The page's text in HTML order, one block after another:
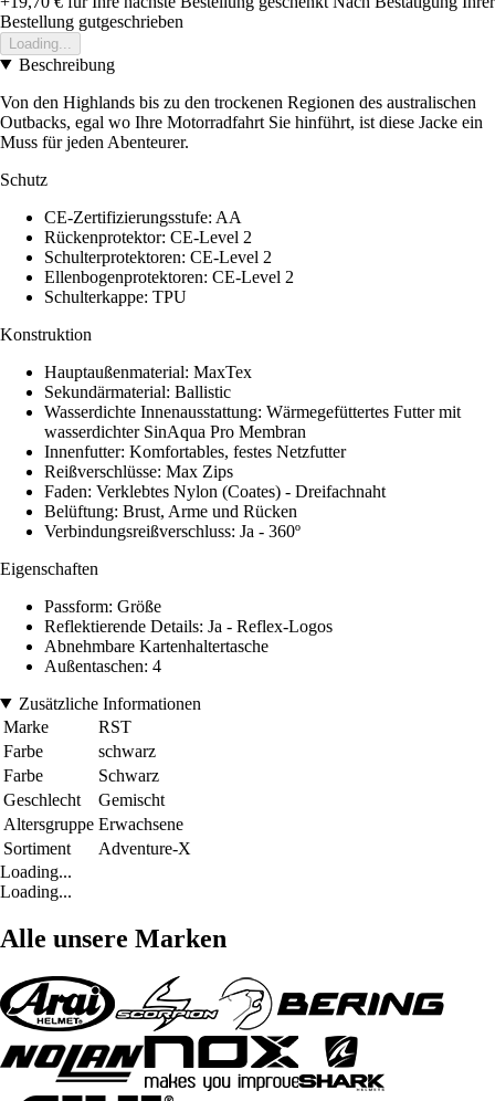
Bestellung gutgeschrieben
Loading...
Beschreibung
Von den Highlands bis zu den trockenen Regionen des australischen
Outbacks, egal wo Ihre Motorradfahrt Sie hinführt, ist diese Jacke ein
Muss für jeden Abenteurer.
Schutz
CE-Zertifizierungsstufe: AA
Rückenprotektor: CE-Level 2
Schulterprotektoren: CE-Level 2
Ellenbogenprotektoren: CE-Level 2
Schulterkappe: TPU
Konstruktion
Hauptaußenmaterial: MaxTex
Sekundärmaterial: Ballistic
Wasserdichte Innenausstattung: Wärmegefüttertes Futter mit
wasserdichter SinAqua Pro Membran
Innenfutter: Komfortables, festes Netzfutter
Reißverschlüsse: Max Zips
Faden: Verklebtes Nylon (Coates) - Dreifachnaht
Belüftung: Brust, Arme und Rücken
Verbindungsreißverschluss: Ja - 360º
Eigenschaften
Passform: Größe
Reflektierende Details: Ja - Reflex-Logos
Abnehmbare Kartenhaltertasche
Außentaschen: 4
Zusätzliche Informationen
Marke
RST
Farbe
schwarz
Farbe
Schwarz
Geschlecht
Gemischt
Altersgruppe Erwachsene
Sortiment
Adventure-X
Loading...
Loading...
Alle unsere Marken